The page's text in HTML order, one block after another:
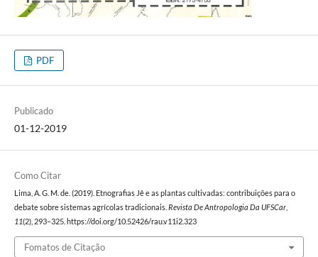
PDF
Publicado
01-12-2019
Como Citar
Lima, A. G. M. de. (2019). Etnografias Jê e as plantas cultivadas: contribuições para o
debate sobre sistemas agrícolas tradicionais. Revista De Antropologia Da UFSCar,
11(2), 293–325. https://doi.org/10.52426/rau.v11i2.323
Fomatos de Citação